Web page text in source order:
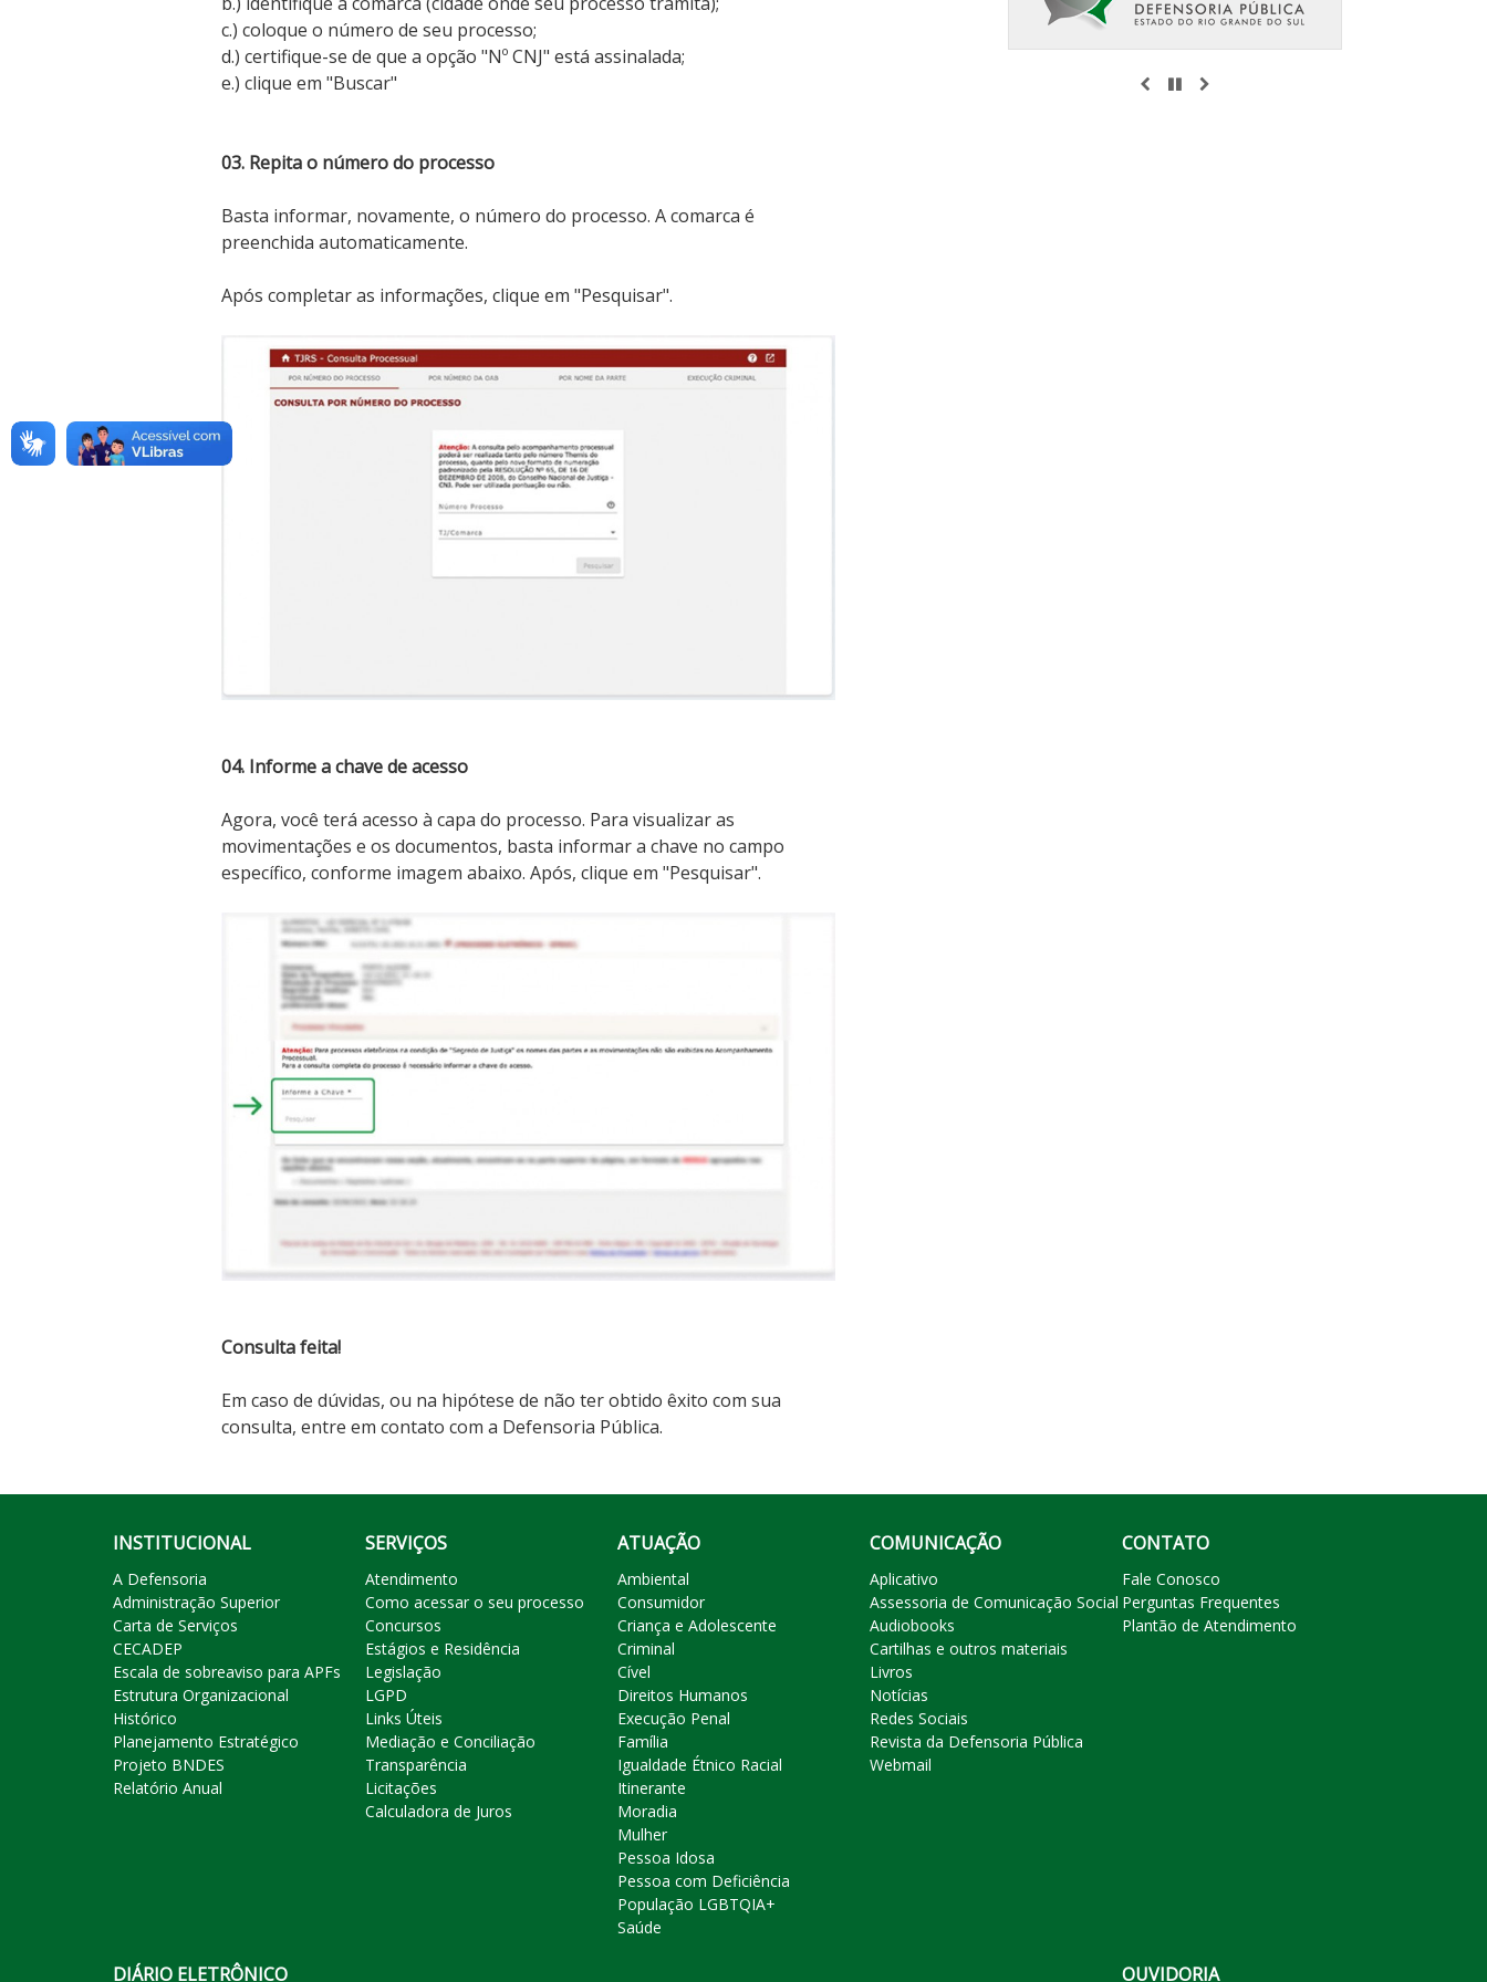
c.) coloque o número de seu processo;
d.) certifique-se de que a opção "Nº CNJ" está assinalada;
e.) clique em "Buscar"
03. Repita o número do processo
Basta informar, novamente, o número do processo. A comarca é
preenchida automaticamente.
Após completar as informações, clique em "Pesquisar".
04. Informe a chave de acesso
Agora, você terá acesso à capa do processo. Para visualizar as
movimentações e os documentos, basta informar a chave no campo
específico, conforme imagem abaixo. Após, clique em "Pesquisar".
Consulta feita!
Em caso de dúvidas, ou na hipótese de não ter obtido êxito com sua
consulta, entre em contato com a Defensoria Pública.
ANTERIOR
PAUSAR
INSTITUCIONAL
A Defensoria
Administração Superior
Carta de Serviços
CECADEP
Escala de sobreaviso para APFs
Estrutura Organizacional
Histórico
Planejamento Estratégico
Projeto BNDES
Relatório Anual
SERVIÇOS
Atendimento
Como acessar o seu processo
Concursos
Estágios e Residência
Legislação
LGPD
Links Úteis
Mediação e Conciliação
Transparência
Licitações
Calculadora de Juros
ATUAÇÃO
Ambiental
Consumidor
Criança e Adolescente
Criminal
Cível
Direitos Humanos
Execução Penal
Família
Igualdade Étnico Racial
Itinerante
Moradia
Mulher
Pessoa Idosa
Pessoa com Deficiência
População LGBTQIA+
Saúde
COMUNICAÇÃO
Aplicativo
Assessoria de Comunicação Social
Audiobooks
Cartilhas e outros materiais
Livros
Notícias
Redes Sociais
Revista da Defensoria Pública
Webmail
CONTATO
Fale Conosco
Perguntas Frequentes
Plantão de Atendimento
DIÁRIO ELETRÔNICO OUVIDORIA